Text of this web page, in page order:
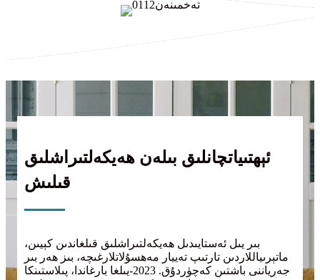
ئېھتىياتچانلىق بىلەن ھەيكەلتىراشلىق
قىلىش
بىر يىل ئەستايىدىل ھەيكەلتىراشلىق قىلغاندىن كېيىن،
ماتېرىياللاردىن تارتىپ تەييار مەھسۇلاتلارغىچە، بىز ھەر بىر
جەرياننى باشتىن كەچۈردۇق. 2023-يىلغا بارغاندا، پىلاستىنكا